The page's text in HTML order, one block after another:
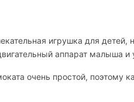
игрушка для
аппарат малыша и
очень простой, поэтому